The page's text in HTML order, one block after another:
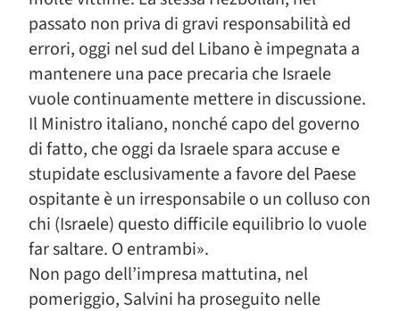
passato non priva di gravi responsabilità ed
errori, oggi nel sud del Libano è impegnata a
mantenere una pace precaria che Israele
vuole continuamente mettere in discussione.
Il Ministro italiano, nonché capo del governo
di fatto, che oggi da Israele spara accuse e
stupidate esclusivamente a favore del Paese
ospitante è un irresponsabile o un colluso con
chi (Israele) questo difficile equilibrio lo vuole
far saltare. O entrambi».
Non pago dell’impresa mattutina, nel
pomeriggio, Salvini ha proseguito nelle